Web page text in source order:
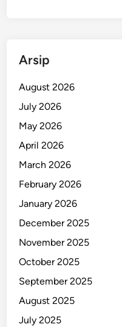
Arsip
August 2026
July 2026
May 2026
April 2026
March 2026
February 2026
January 2026
December 2025
November 2025
October 2025
September 2025
August 2025
July 2025